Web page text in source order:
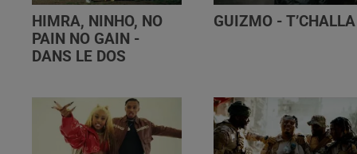
HIMRA, NINHO, NO
PAIN NO GAIN -
DANS LE DOS
GUIZMO - T’CHALLA